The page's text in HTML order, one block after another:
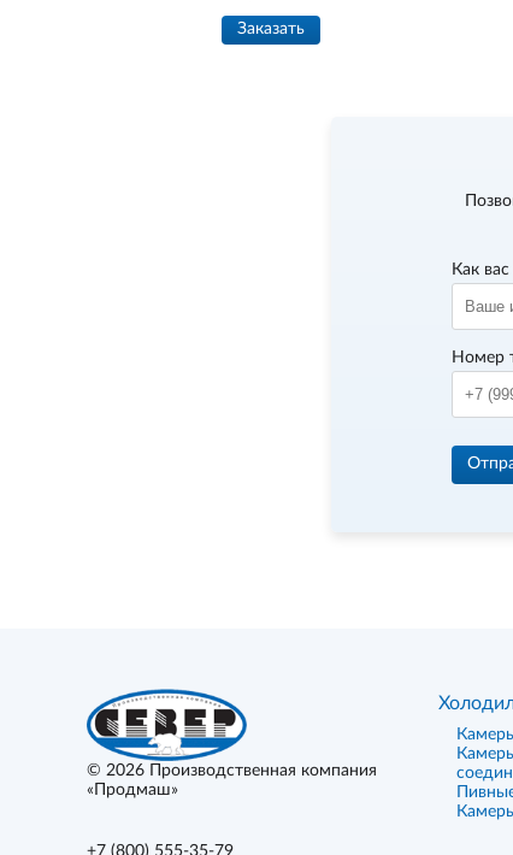
Заказать
Как вас
Номер
© 2026
Производственная компания
«Продмаш»
+7 (800) 555-35-79